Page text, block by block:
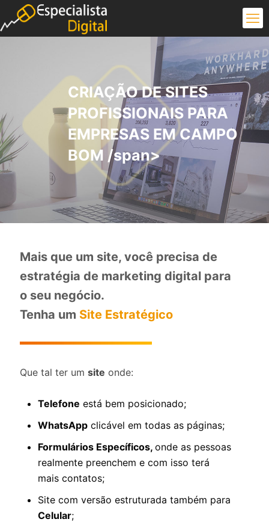
CRIAÇÃO DE SITES
PROFISSIONAIS PARA
EMPRESAS EM CAMPO
BOM /span>
Mais que um site, você precisa de
estratégia de marketing digital para
o seu negócio.
Tenha um Site Estratégico
Que tal ter um site onde:
Telefone está bem posicionado;
WhatsApp clicável em todas as páginas;
Formulários Específicos, onde as pessoas
realmente preenchem e com isso terá
mais contatos;
Site com versão estruturada também para
Celular;